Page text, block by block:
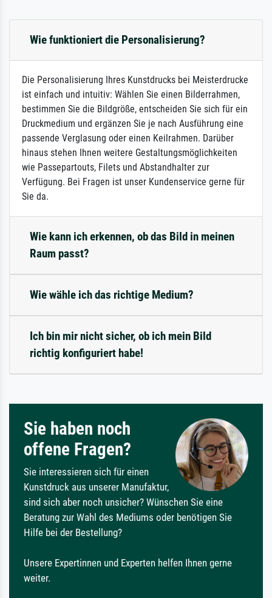
Wie funktioniert die Personalisierung?
Die Personalisierung Ihres Kunstdrucks bei Meisterdrucke
ist einfach und intuitiv: Wählen Sie einen Bilderrahmen,
bestimmen Sie die Bildgröße, entscheiden Sie sich für ein
Druckmedium und ergänzen Sie je nach Ausführung eine
passende Verglasung oder einen Keilrahmen. Darüber
hinaus stehen Ihnen weitere Gestaltungsmöglichkeiten
wie Passepartouts, Filets und Abstandhalter zur
Verfügung. Bei Fragen ist unser Kundenservice gerne für
Sie da.
Wie kann ich erkennen, ob das Bild in meinen
Raum passt?
Wie wähle ich das richtige Medium?
Ich bin mir nicht sicher, ob ich mein Bild
richtig konfiguriert habe!
Sie haben noch
offene Fragen?
Sie interessieren sich für einen
Kunstdruck aus unserer Manufaktur,
sind sich aber noch unsicher? Wünschen Sie eine
Beratung zur Wahl des Mediums oder benötigen Sie
Hilfe bei der Bestellung?
Unsere Expertinnen und Experten helfen Ihnen gerne
weiter.